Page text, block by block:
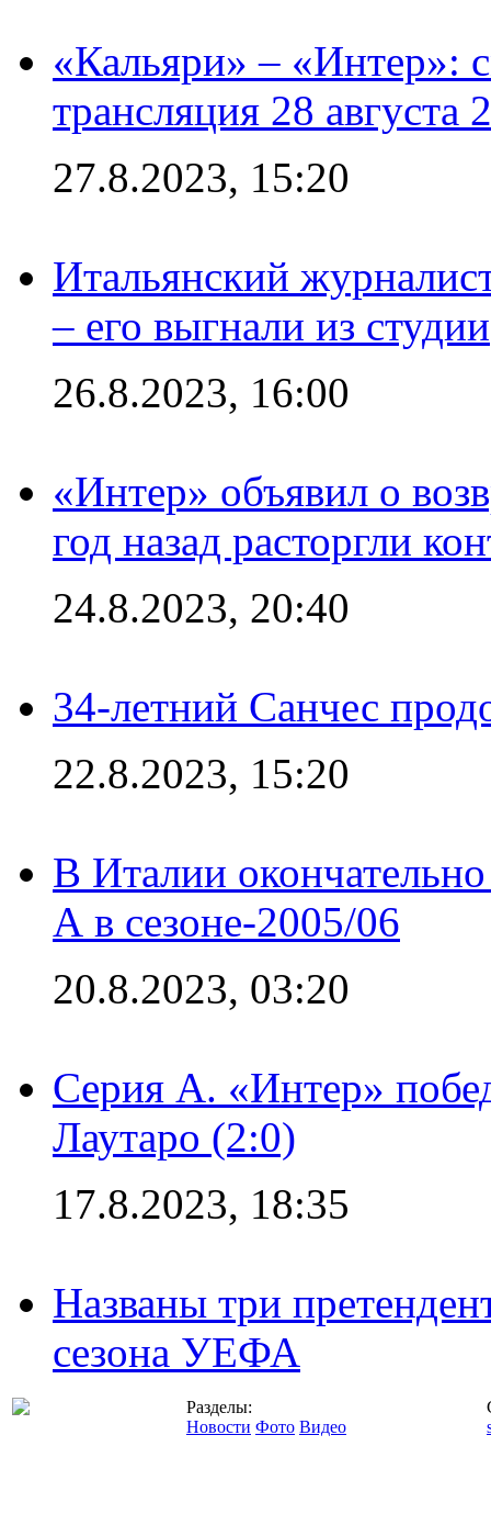
«Кальяри» – «Интер»:
трансляция 28 августа
27.8.2023, 15:20
Итальянский
– его выгнали из студии
26.8.2023, 16:00
«Интер» объявил о
год назад расторгли
24.8.2023, 20:40
34-летний Санчес
22.8.2023, 15:20
В Италии
А в сезоне-2005/06
20.8.2023, 03:20
Серия А. «Интер»
Лаутаро (2:0)
17.8.2023, 18:35
Названы три
сезона УЕФА
Разделы:
Новости Фото Видео